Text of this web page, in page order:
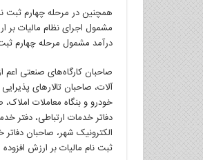
همچنین در مرحله چهارم ثبت
مشمول اجرای نظام مالیات بر
درآمد مشمول مرحله چهارم
آلات، صاحبان تالارهای
خودرو و بنگاه معاملات املاک،
الکترونیک شهر، صاحبان
ثبت نام مالیات بر ارزش